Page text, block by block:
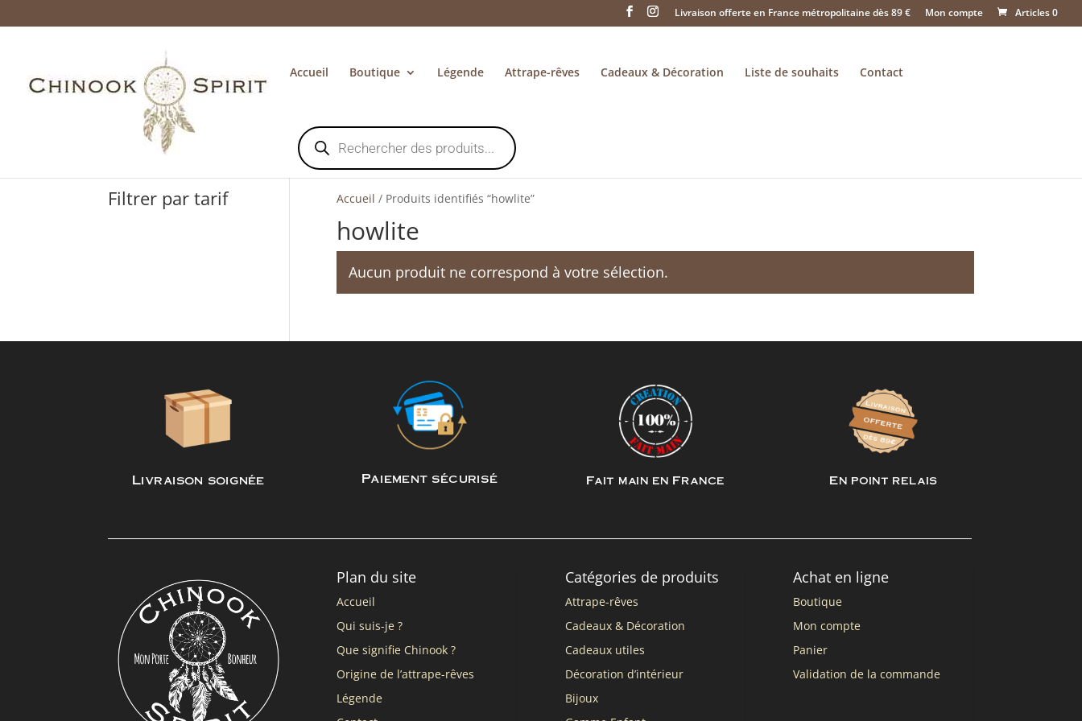
Livraison offerte en France métropolitaine dès 89 € Mon compte Articles 0
Accueil Boutique Légende Attrape-rêves Cadeaux & Décoration Liste de souhaits Contact
Recherche
de
produits
Accueil / Produits identifiés “howlite”
howlite
Aucun produit ne correspond à votre sélection.
Filtrer par tarif
Livraison soignée Paiement sécurisé Fait main en France En point relais
Plan du site
Accueil
Qui suis-je ?
Que signifie Chinook ?
Origine de l’attrape-rêves
Légende
Catégories de produits
Attrape-rêves
Cadeaux & Décoration
Cadeaux utiles
Décoration d’intérieur
Bijoux
Achat en ligne
Boutique
Mon compte
Panier
Validation de la commande